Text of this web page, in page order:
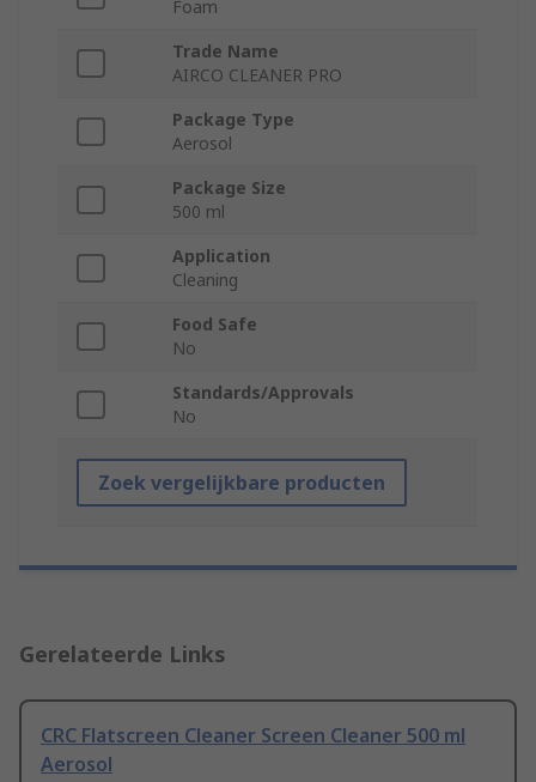
Foam
Trade Name
AIRCO CLEANER PRO
Package Type
Aerosol
Package Size
500 ml
Application
Cleaning
Food Safe
No
Standards/Approvals
No
Zoek vergelijkbare producten
Gerelateerde Links
CRC Flatscreen Cleaner Screen Cleaner 500 ml
Aerosol